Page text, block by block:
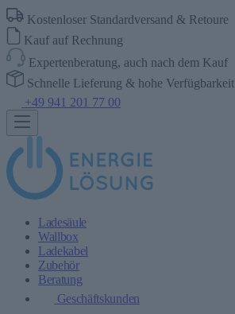
Kostenloser Standardversand & Retoure
Kauf auf Rechnung
Expertenberatung, auch nach dem Kauf
Schnelle Lieferung & hohe Verfügbarkeit
+49 941 201 77 00
Ladesäule
Wallbox
Ladekabel
Zubehör
Beratung
Geschäftskunden